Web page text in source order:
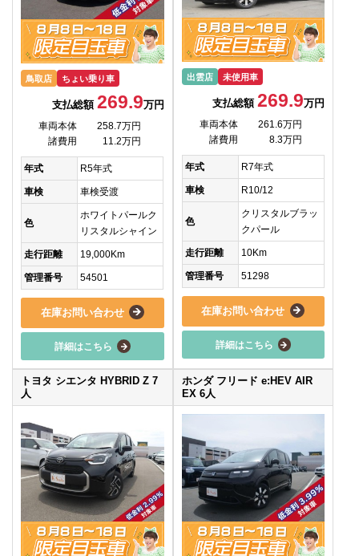
鳥取店 ちょい乗り車
支払総額 269.9万円
車両本体
258.7万円
諸費用
11.2万円
年式 R5年式
車検 車検受渡
色
ホワイトパールク
リスタルシャイン
走行距離 19,000Km
管理番号 54501
在庫お問い合わせ
詳細はこちら
出雲店 未使用車
支払総額269.9万円
車両本体
261.6万円
諸費用
8.3万円
年式 R7年式
車検 R10/12
色
クリスタルブラッ
クパール
走行距離 10Km
管理番号 51298
在庫お問い合わせ
詳細はこちら
トヨタ シエンタ HYBRID Z 7
人
ホンダ フリード e:HEV AIR
EX 6人